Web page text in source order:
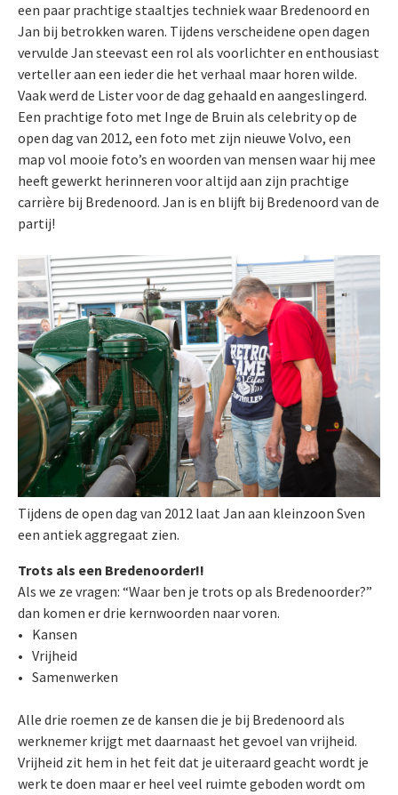
een paar prachtige staaltjes techniek waar Bredenoord en
Jan bij betrokken waren. Tijdens verscheidene open dagen
vervulde Jan steevast een rol als voorlichter en enthousiast
verteller aan een ieder die het verhaal maar horen wilde.
Vaak werd de Lister voor de dag gehaald en aangeslingerd.
Een prachtige foto met Inge de Bruin als celebrity op de
open dag van 2012, een foto met zijn nieuwe Volvo, een
map vol mooie foto’s en woorden van mensen waar hij mee
heeft gewerkt herinneren voor altijd aan zijn prachtige
carrière bij Bredenoord. Jan is en blijft bij Bredenoord van de
partij!
Tijdens de open dag van 2012 laat Jan aan kleinzoon Sven
een antiek aggregaat zien.
Trots als een Bredenoorder!!
Als we ze vragen: “Waar ben je trots op als Bredenoorder?”
dan komen er drie kernwoorden naar voren.
Kansen
Vrijheid
Samenwerken
Alle drie roemen ze de kansen die je bij Bredenoord als
werknemer krijgt met daarnaast het gevoel van vrijheid.
Vrijheid zit hem in het feit dat je uiteraard geacht wordt je
werk te doen maar er heel veel ruimte geboden wordt om